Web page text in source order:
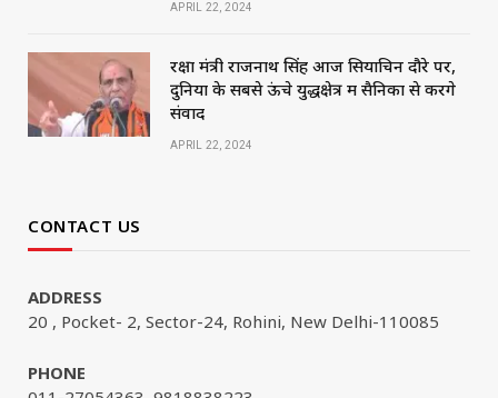
APRIL 22, 2024
रक्षा मंत्री राजनाथ सिंह आज सियाचिन दौरे पर,
दुनिया के सबसे ऊंचे युद्धक्षेत्र में सैनिकों से करेंगे
संवाद
APRIL 22, 2024
CONTACT US
ADDRESS
20 , Pocket- 2, Sector-24, Rohini, New Delhi-110085
PHONE